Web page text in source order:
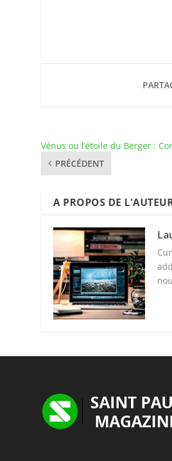
Vénus ou l’étoile du Berger :
PRÉCÉDENT
A PROPOS DE